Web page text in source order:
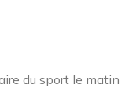
du sport le matin